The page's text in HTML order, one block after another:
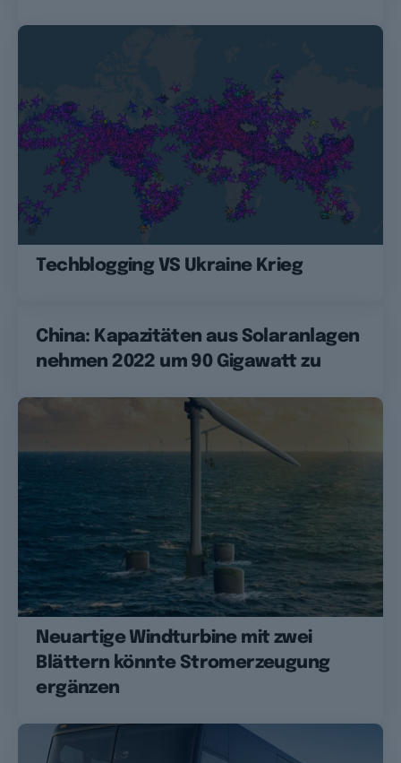
Techblogging VS Ukraine Krieg
China: Kapazitäten aus Solaranlagen
nehmen 2022 um 90 Gigawatt zu
Neuartige Windturbine mit zwei
Blättern könnte Stromerzeugung
ergänzen